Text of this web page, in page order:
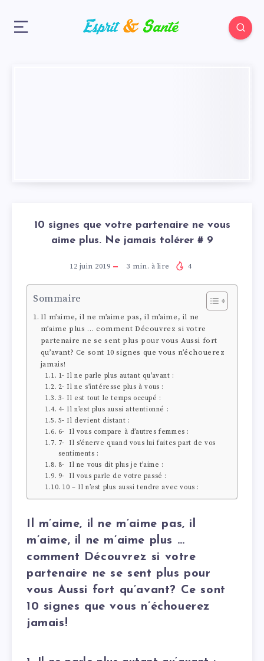
10 signes que votre partenaire ne vous
aime plus. Ne jamais tolérer # 9
12 juin 2019 3 min. à lire 4
Sommaire
Il m’aime, il ne m’aime pas, il m’aime, il ne
m’aime plus … comment Découvrez si votre
partenaire ne se sent plus pour vous Aussi fort
qu’avant? Ce sont 10 signes que vous n’échouerez
jamais!
1- Il ne parle plus autant qu’avant :
2- Il ne s’intéresse plus à vous :
3- Il est tout le temps occupé :
4- Il n’est plus aussi attentionné :
5- Il devient distant :
6- Il vous compare à d’autres femmes :
7- Il s’énerve quand vous lui faites part de vos
sentiments :
8- Il ne vous dit plus je t’aime :
9- Il vous parle de votre passé :
10 – Il n’est plus aussi tendre avec vous :
Il m’aime, il ne m’aime pas, il
m’aime, il ne m’aime plus …
comment Découvrez si votre
partenaire ne se sent plus pour
vous Aussi fort qu’avant? Ce sont
10 signes que vous n’échouerez
jamais!